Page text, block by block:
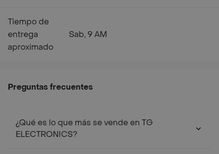
Tiempo de
entrega
aproximado
Sab, 9 AM
Preguntas frecuentes
¿Qué es lo que más se vende en TG
ELECTRONICS?